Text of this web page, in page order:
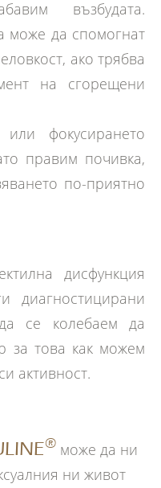
възбудата.
може да спомогнат
ако трябва
на сгорещени
фокусирането
правим почивка,
по-приятно
дисфункция
диагностицирани
се колебаем да
за това как можем
активност.
®може да ни
ни живот